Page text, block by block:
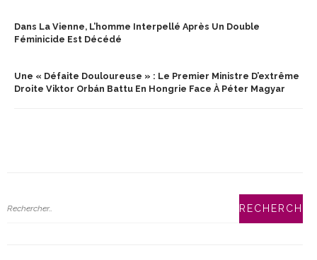
Dans La Vienne, L’homme Interpellé Après Un Double
Féminicide Est Décédé
Une « Défaite Douloureuse » : Le Premier Ministre D’extrême
Droite Viktor Orbán Battu En Hongrie Face À Péter Magyar